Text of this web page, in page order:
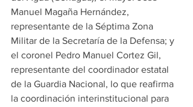
Manuel Magaña Hernández,
representante de la Séptima Zona
Militar de la Secretaría de la Defensa; y
el coronel Pedro Manuel Cortez Gil,
representante del coordinador estatal
de la Guardia Nacional, lo que reafirma
la coordinación interinstitucional para